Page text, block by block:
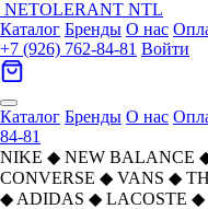
NETOLERANT NTL
Каталог Бренды О нас
+7 (926) 762-84-81 Войти
Каталог Бренды О нас
84-81
NIKE ◆ NEW BALANCE
CONVERSE ◆ VANS ◆
◆ ADIDAS ◆ LACOSTE ◆